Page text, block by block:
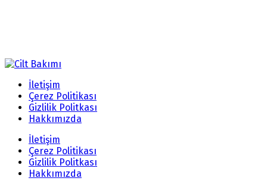
İletişim
Çerez Politikası
Gizlilik Politkası
Hakkımızda
İletişim
Çerez Politikası
Gizlilik Politkası
Hakkımızda